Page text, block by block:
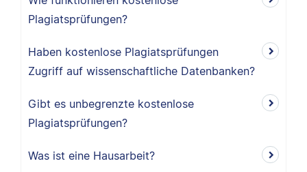
Plagiatsprüfungen?
Haben kostenlose Plagiatsprüfungen
Zugriff auf wissenschaftliche Datenbanken?
Gibt es unbegrenzte kostenlose
Plagiatsprüfungen?
Was ist eine Hausarbeit?